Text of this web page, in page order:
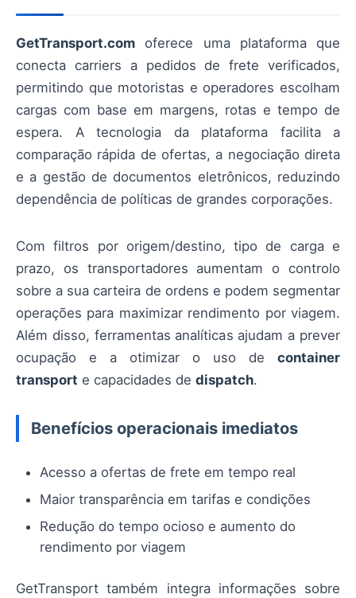
GetTransport.com oferece uma plataforma que
conecta carriers a pedidos de frete verificados,
permitindo que motoristas e operadores escolham
cargas com base em margens, rotas e tempo de
espera. A tecnologia da plataforma facilita a
comparação rápida de ofertas, a negociação direta
e a gestão de documentos eletrônicos, reduzindo
dependência de políticas de grandes corporações.
Com filtros por origem/destino, tipo de carga e
prazo, os transportadores aumentam o controlo
sobre a sua carteira de ordens e podem segmentar
operações para maximizar rendimento por viagem.
Além disso, ferramentas analíticas ajudam a prever
ocupação e a otimizar o uso de container
transport e capacidades de dispatch.
Benefícios operacionais imediatos
Acesso a ofertas de frete em tempo real
Maior transparência em tarifas e condições
Redução do tempo ocioso e aumento do
rendimento por viagem
GetTransport também integra informações sobre